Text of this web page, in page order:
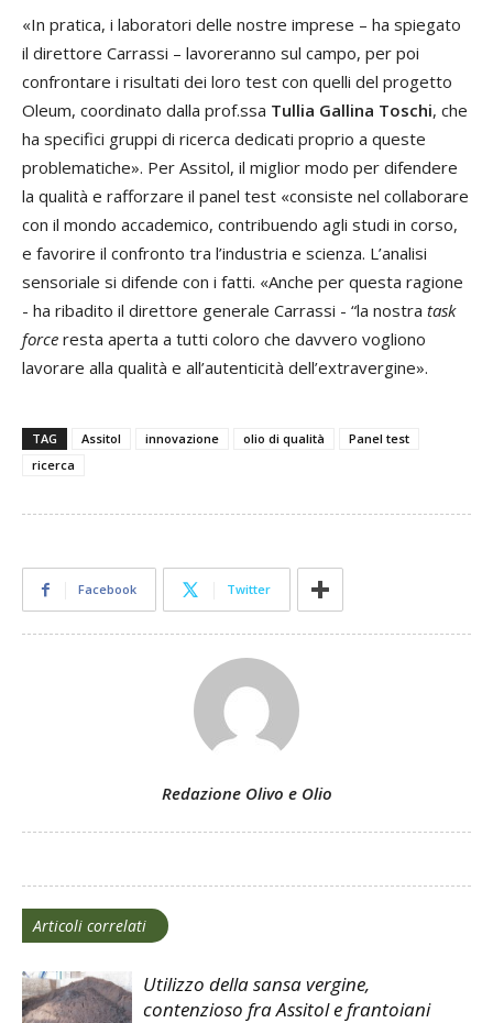
«In pratica, i laboratori delle nostre imprese – ha spiegato
il direttore Carrassi – lavoreranno sul campo, per poi
confrontare i risultati dei loro test con quelli del progetto
Oleum, coordinato dalla prof.ssa Tullia Gallina Toschi, che
ha specifici gruppi di ricerca dedicati proprio a queste
problematiche». Per Assitol, il miglior modo per difendere
la qualità e rafforzare il panel test «consiste nel collaborare
con il mondo accademico, contribuendo agli studi in corso,
e favorire il confronto tra l’industria e scienza. L’analisi
sensoriale si difende con i fatti. «Anche per questa ragione
- ha ribadito il direttore generale Carrassi - “la nostra task
force resta aperta a tutti coloro che davvero vogliono
lavorare alla qualità e all’autenticità dell’extravergine».
TAG Assitol innovazione olio di qualità
Panel test
ricerca
Facebook Twitter
Redazione Olivo e Olio
Articoli correlati
Utilizzo della sansa vergine,
contenzioso fra Assitol e frantoiani